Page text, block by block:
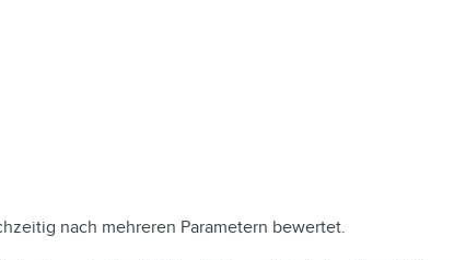
nach mehreren Parametern bewertet.